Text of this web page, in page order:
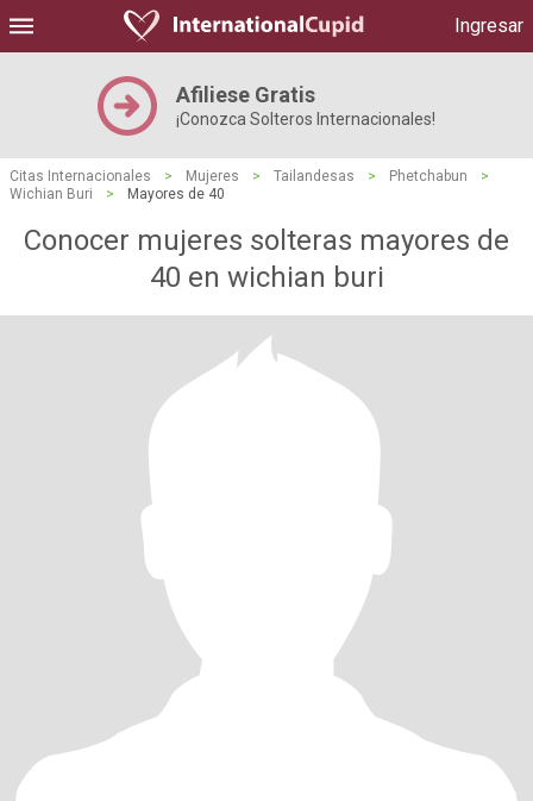
Ingresar
Afiliese Gratis
¡Conozca Solteros Internacionales!
Citas Internacionales > Mujeres > Tailandesas > Phetchabun
>
Wichian Buri
> Mayores de 40
Conocer mujeres solteras mayores de
40 en wichian buri